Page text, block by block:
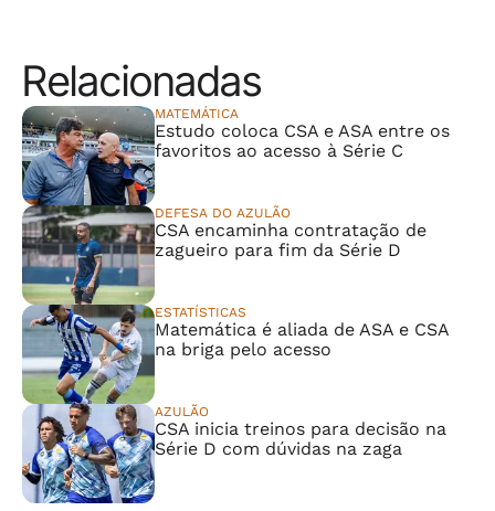
Relacionadas
MATEMÁTICA
Estudo coloca CSA e ASA entre os
favoritos ao acesso à Série C
DEFESA DO AZULÃO
CSA encaminha contratação de
zagueiro para fim da Série D
ESTATÍSTICAS
Matemática é aliada de ASA e CSA
na briga pelo acesso
AZULÃO
CSA inicia treinos para decisão na
Série D com dúvidas na zaga